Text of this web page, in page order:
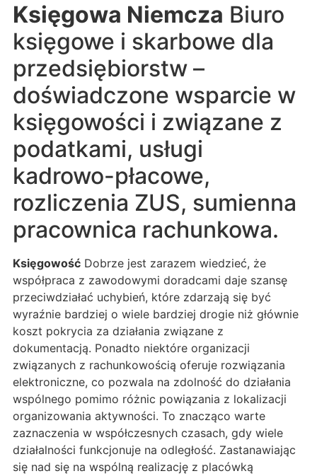
Księgowa Niemcza Biuro
księgowe i skarbowe dla
przedsiębiorstw –
doświadczone wsparcie w
księgowości i związane z
podatkami, usługi
kadrowo-płacowe,
rozliczenia ZUS, sumienna
pracownica rachunkowa.
Księgowość Dobrze jest zarazem wiedzieć, że
współpraca z zawodowymi doradcami daje szansę
przeciwdziałać uchybień, które zdarzają się być
wyraźnie bardziej o wiele bardziej drogie niż głównie
koszt pokrycia za działania związane z
dokumentacją. Ponadto niektóre organizacji
związanych z rachunkowością oferuje rozwiązania
elektroniczne, co pozwala na zdolność do działania
wspólnego pomimo różnic powiązania z lokalizacji
organizowania aktywności. To znacząco warte
zaznaczenia w współczesnych czasach, gdy wiele
działalności funkcjonuje na odległość. Zastanawiając
się nad się na wspólną realizację z placówką